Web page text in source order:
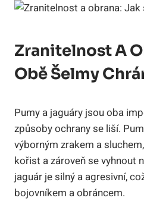
Zranitelnost A
Obě Šelmy
Pumy a jaguáry jsou oba
způsoby ochrany se liší.
výborným zrakem a
kořist a zároveň se vyhnout
jaguár je silný a agresivní,
bojovníkem a obráncem.